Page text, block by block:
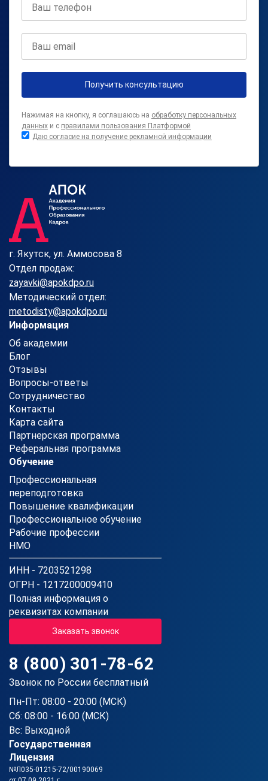
Получить консультацию
Нажимая на кнопку, я соглашаюсь на обработку персональных
данных и с правилами пользования Платформой
Даю согласие на получение рекламной информации
г. Якутск, ул. Аммосова 8
Отдел продаж:
zayavki@apokdpo.ru
Методический отдел:
metodisty@apokdpo.ru
Информация
Об академии
Блог
Отзывы
Вопросы-ответы
Сотрудничество
Контакты
Карта сайта
Партнерская программа
Реферальная программа
Обучение
Профессиональная
переподготовка
Повышение квалификации
Профессиональное обучение
Рабочие профессии
НМО
ИНН - 7203521298
ОГРН - 1217200009410
Полная информация о
реквизитах компании
Заказать звонок
8 (800) 301-78-62
Звонок по России бесплатный
Пн-Пт: 08:00 - 20:00 (МСК)
Сб: 08:00 - 16:00 (МСК)
Вс: Выходной
Государственная
Лицензия
№Л035-01215-72/00190069